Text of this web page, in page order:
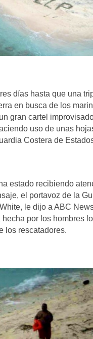
días hasta que una
en busca de los
gran cartel
uso de unas
Costera de
estado recibiendo
el portavoz de la
le dijo a ABC
por los hombres
los rescatadores.